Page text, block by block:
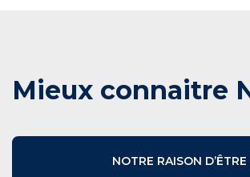
Mieux connaitre
NOTRE RAISON D’ÊTRE